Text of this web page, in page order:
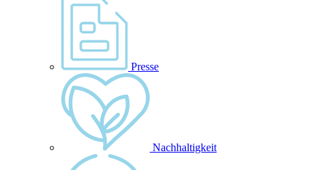
Presse
Nachhaltigkeit